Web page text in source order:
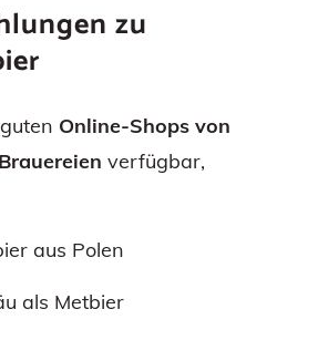
zu
Online-Shops von
verfügbar,
aus Polen
als Metbier